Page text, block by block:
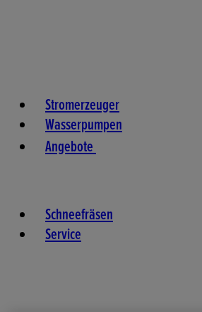
Stromerzeuger
Wasserpumpen
Angebote
Schneefräsen
Service